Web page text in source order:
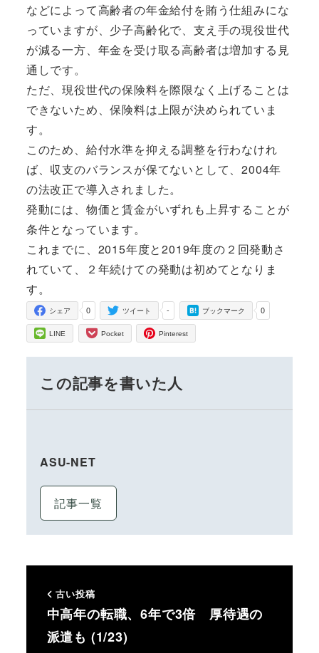
などによって高齢者の年金給付を賄う仕組みにな
っていますが、少子高齢化で、支え手の現役世代
が減る一方、年金を受け取る高齢者は増加する見
通しです。
ただ、現役世代の保険料を際限なく上げることは
できないため、保険料は上限が決められていま
す。
このため、給付水準を抑える調整を行わなけれ
ば、収支のバランスが保てないとして、2004年
の法改正で導入されました。
発動には、物価と賃金がいずれも上昇することが
条件となっています。
これまでに、2015年度と2019年度の２回発動さ
れていて、２年続けての発動は初めてとなりま
す。
0
シェア -
ツイート 0
ブックマーク
LINE Pocket Pinterest
この記事を書いた人
ASU-NET
記事一覧
古い投稿
中高年の転職、6年で3倍 厚待遇の
派遣も (1/23)